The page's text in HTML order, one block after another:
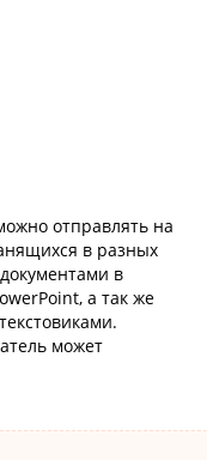
отправлять на
в разных
в
а так же
может